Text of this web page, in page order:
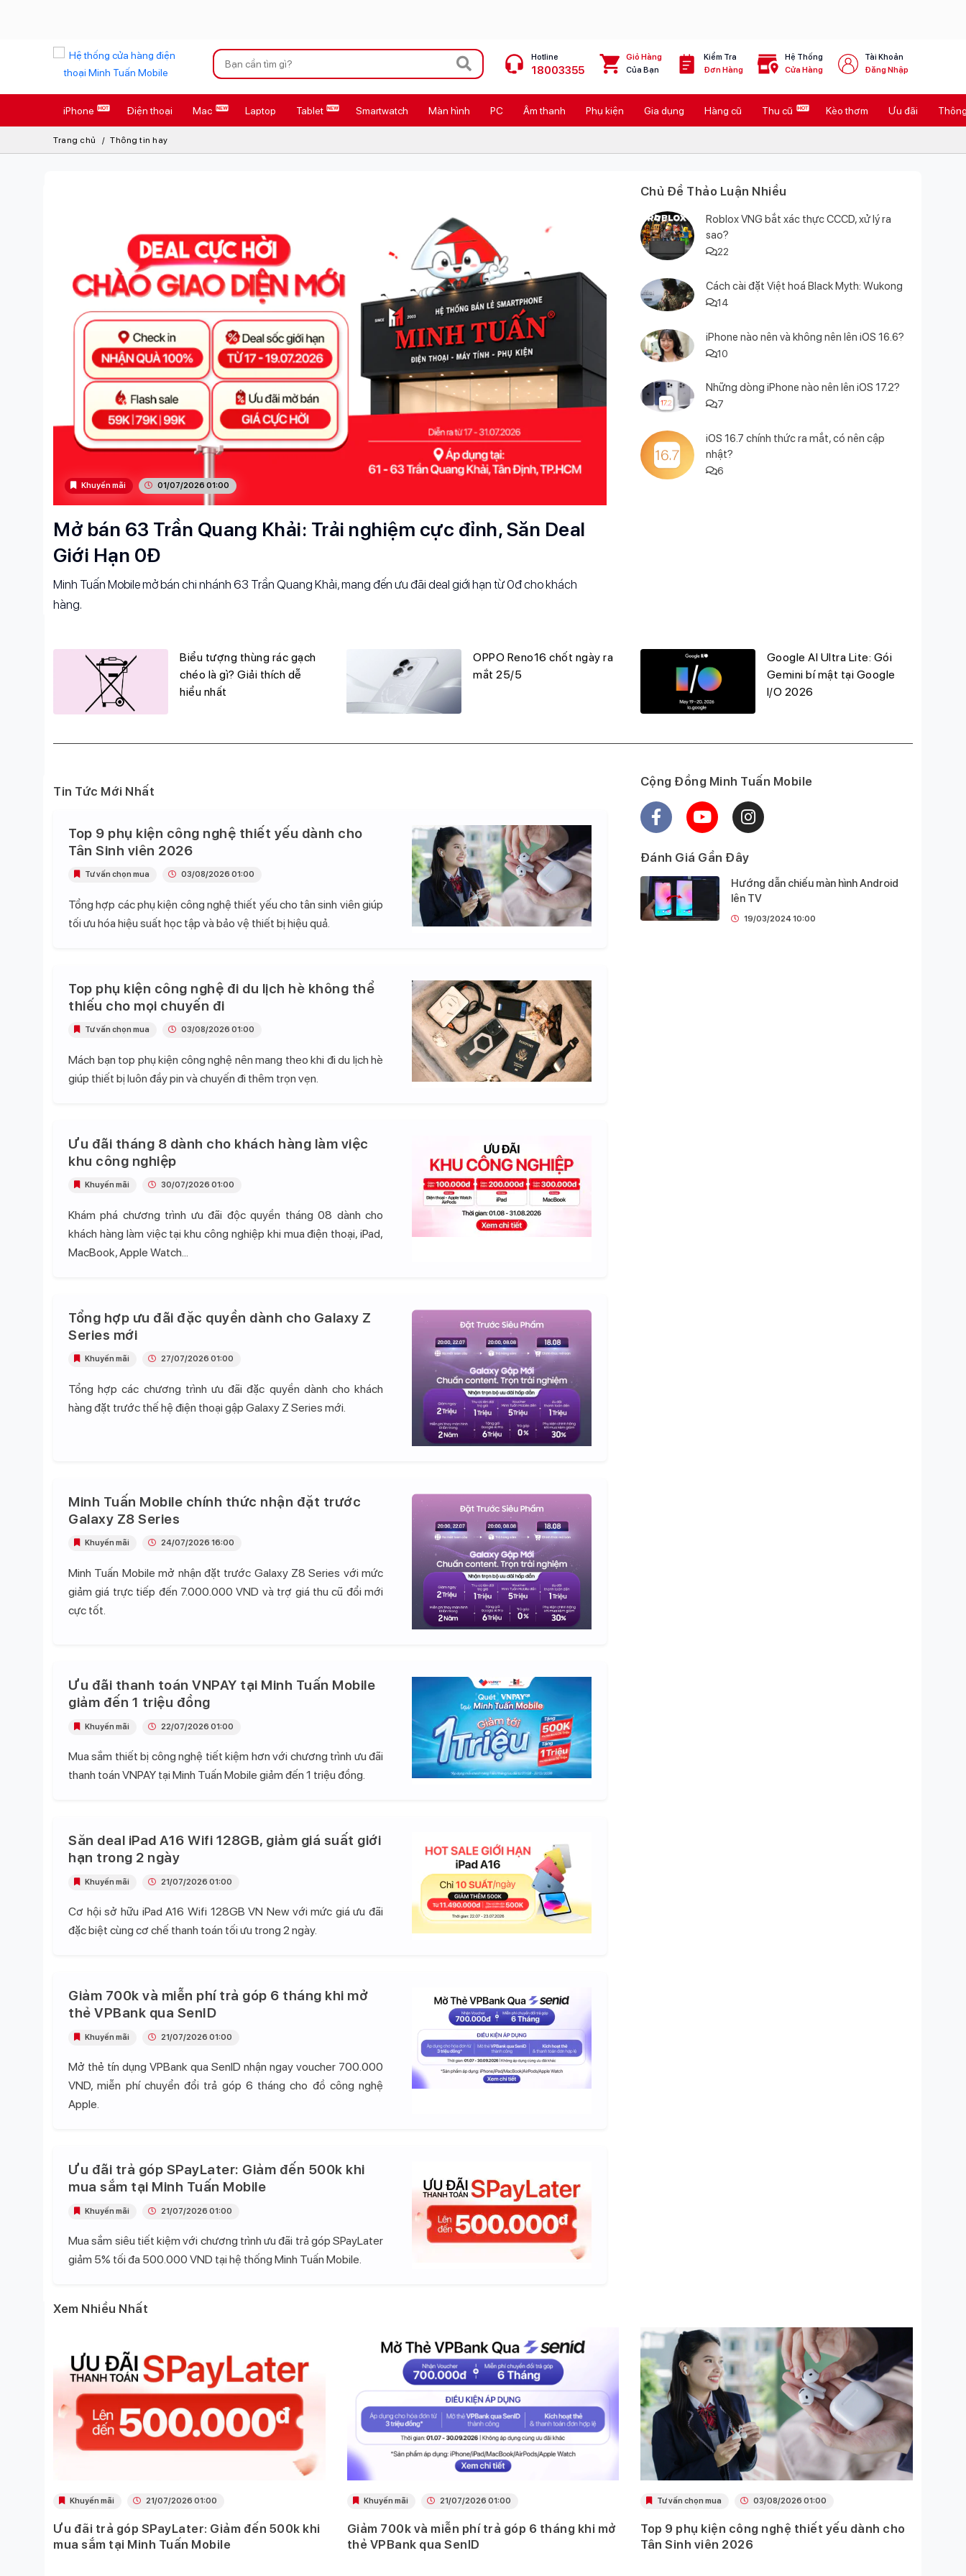
Xu hướng tìm kiếm
iPhone 17 Pro Max
AirTag 2 Mới Galaxy Z8 Series
Osmo Pocket 4 Ốp lưng Apple
Loa Marshall Cốc sạc Apple
Hotline
18003355
Giỏ Hàng
Của Bạn
Kiểm Tra
Đơn Hàng
Hệ Thống
Cửa Hàng
Tài Khoản
Đăng Nhập
iPhone Điện thoại Mac Laptop Tablet Smartwatch Màn hình PC Âm thanh Phụ kiện Gia dụng Hàng cũ Thu cũ Kèo thơm Ưu đãi
Trang chủ Thông tin hay
Khuyến mãi 01/07/2026 01:00
Mở bán 63 Trần Quang Khải: Trải nghiệm cực đỉnh, Săn Deal
Giới Hạn 0Đ
Minh Tuấn Mobile mở bán chi nhánh 63 Trần Quang Khải, mang đến ưu đãi deal giới hạn từ 0đ cho khách
hàng.
Chủ Đề Thảo Luận Nhiều
Roblox VNG bắt xác thực CCCD, xử lý ra
sao?
22
Cách cài đặt Việt hoá Black Myth: Wukong
14
iPhone nào nên và không nên lên iOS 16.6?
10
Những dòng iPhone nào nên lên iOS 17.2?
7
iOS 16.7 chính thức ra mắt, có nên cập
nhật?
6
Biểu tượng thùng rác gạch
chéo là gì? Giải thích dễ
hiểu nhất
OPPO Reno16 chốt ngày ra
mắt 25/5
Google AI Ultra Lite: Gói
Gemini bí mật tại Google
I/O 2026
Tin Tức Mới Nhất
Top 9 phụ kiện công nghệ thiết yếu dành cho
Tân Sinh viên 2026
Tổng hợp các phụ kiện công nghệ thiết yếu cho tân sinh viên giúp
tối ưu hóa hiệu suất học tập và bảo vệ thiết bị hiệu quả.
Tư vấn chọn mua 03/08/2026 01:00
Top phụ kiện công nghệ đi du lịch hè không thể
thiếu cho mọi chuyến đi
Mách bạn top phụ kiện công nghệ nên mang theo khi đi du lịch hè
giúp thiết bị luôn đầy pin và chuyến đi thêm trọn vẹn.
Tư vấn chọn mua 03/08/2026 01:00
Ưu đãi tháng 8 dành cho khách hàng làm việc
khu công nghiệp
Khám phá chương trình ưu đãi độc quyền tháng 08 dành cho
khách hàng làm việc tại khu công nghiệp khi mua điện thoại, iPad,
MacBook, Apple Watch...
Khuyến mãi 30/07/2026 01:00
Tổng hợp ưu đãi đặc quyền dành cho Galaxy Z
Series mới
Tổng hợp các chương trình ưu đãi đặc quyền dành cho khách
hàng đặt trước thế hệ điện thoại gập Galaxy Z Series mới.
Khuyến mãi 27/07/2026 01:00
Minh Tuấn Mobile chính thức nhận đặt trước
Galaxy Z8 Series
Minh Tuấn Mobile mở nhận đặt trước Galaxy Z8 Series với mức
giảm giá trực tiếp đến 7.000.000 VND và trợ giá thu cũ đổi mới
cực tốt.
Khuyến mãi 24/07/2026 16:00
Ưu đãi thanh toán VNPAY tại Minh Tuấn Mobile
giảm đến 1 triệu đồng
Mua sắm thiết bị công nghệ tiết kiệm hơn với chương trình ưu đãi
thanh toán VNPAY tại Minh Tuấn Mobile giảm đến 1 triệu đồng.
Khuyến mãi 22/07/2026 01:00
Săn deal iPad A16 Wifi 128GB, giảm giá suất giới
hạn trong 2 ngày
Cơ hội sở hữu iPad A16 Wifi 128GB VN New với mức giá ưu đãi
đặc biệt cùng cơ chế thanh toán tối ưu trong 2 ngày.
Khuyến mãi 21/07/2026 01:00
Giảm 700k và miễn phí trả góp 6 tháng khi mở
thẻ VPBank qua SenID
Mở thẻ tín dụng VPBank qua SenID nhận ngay voucher 700.000
VND, miễn phí chuyển đổi trả góp 6 tháng cho đồ công nghệ
Apple.
Khuyến mãi 21/07/2026 01:00
Ưu đãi trả góp SPayLater: Giảm đến 500k khi
mua sắm tại Minh Tuấn Mobile
Mua sắm siêu tiết kiệm với chương trình ưu đãi trả góp SPayLater
giảm 5% tối đa 500.000 VND tại hệ thống Minh Tuấn Mobile.
Khuyến mãi 21/07/2026 01:00
Cộng Đồng Minh Tuấn Mobile
Đánh Giá Gần Đây
19/03/2024 10:00
Hướng dẫn chiếu màn hình Android
lên TV
Xem Nhiều Nhất
Khuyến mãi 21/07/2026 01:00
Ưu đãi trả góp SPayLater: Giảm đến 500k khi
mua sắm tại Minh Tuấn Mobile
Khuyến mãi 21/07/2026 01:00
Giảm 700k và miễn phí trả góp 6 tháng khi mở
thẻ VPBank qua SenID
Tư vấn chọn mua 03/08/2026 01:00
Top 9 phụ kiện công nghệ thiết yếu dành cho
Tân Sinh viên 2026